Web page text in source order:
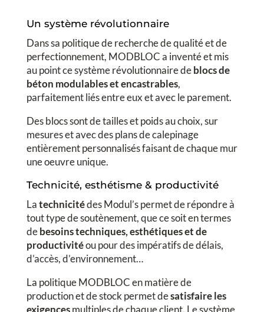
Un système révolutionnaire
Dans sa politique de recherche de qualité et de
perfectionnement, MODBLOC a inventé et mis
au point ce système révolutionnaire deblocs de
béton modulables et encastrables,
parfaitement liés entre eux et avec le parement.
Des blocs sont de tailles et poids au choix, sur
mesures et avec des plans de calepinage
entièrement personnalisés faisant de chaque mur
une oeuvre unique.
Technicité, esthétisme & productivité
Latechnicitédes Modul’s permet de répondre à
tout type de soutènement, que ce soit en termes
debesoins techniques, esthétiques et de
productivitéou pour des impératifs de délais,
d’accès, d’environnement…
La politique MODBLOC en matière de
production et de stock permet desatisfaire les